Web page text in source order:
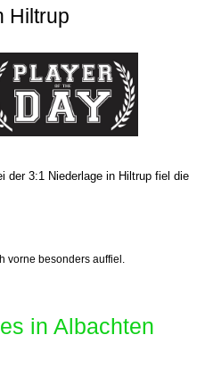
Hiltrup
der 3:1 Niederlage in Hiltrup fiel die
vorne besonders auffiel.
in Albachten